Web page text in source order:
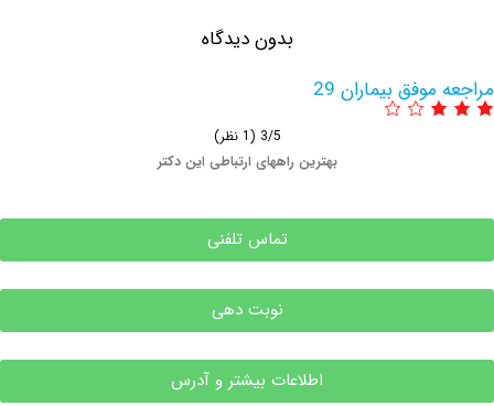
بدون دیدگاه
بیماران 29
بهترین راههای ارتباطی این دکتر
تماس تلفنی
نوبت دهی
اطلاعات بیشتر و آدرس